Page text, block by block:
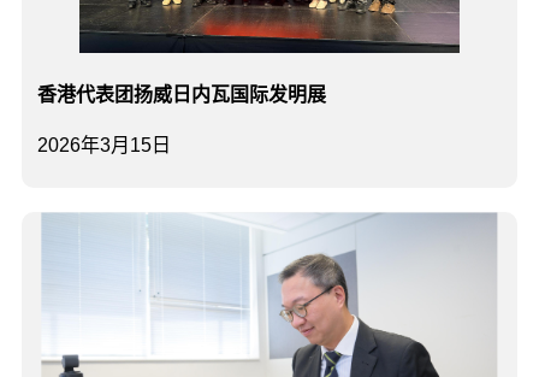
2026年3月15日
香港代表团扬威日内瓦国际发明展